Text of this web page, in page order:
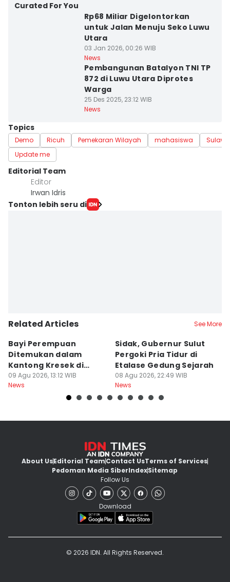
Curated For You
Rp68 Miliar Digelontorkan
untuk Jalan Menuju Seko Luwu
Utara
03 Jan 2026, 00:26 WIB
News
Pembangunan Batalyon TNI TP
872 di Luwu Utara Diprotes
Warga
25 Des 2025, 23:12 WIB
News
Topics
Demo Ricuh Pemekaran Wilayah mahasiswa
Update me
Editorial Team
Editor
Irwan Idris
Tonton lebih seru di
Related Articles See More
Bayi Perempuan
Ditemukan dalam
Kantong Kresek di
Pinggir Jalan Gowa
09 Agu 2026, 13:12 WIB
News
Sidak, Gubernur Sulut
Pergoki Pria Tidur di
Etalase Gedung Sejarah
08 Agu 2026, 22:49 WIB
News
About UsEditorial TeamContact UsTerms of Services
Pedoman Media SiberIndexSitemap
Follow Us
Download
© 2026 IDN. All Rights Reserved.